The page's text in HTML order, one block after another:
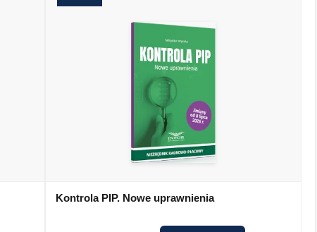
Kontrola PIP. Nowe uprawnienia